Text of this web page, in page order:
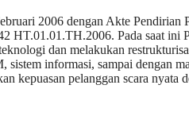
2006 dengan Akte
HT.01.01.TH.2006. Pada saat ini
dan melakukan
sistem informasi, sampai dengan
kepuasan pelanggan scara